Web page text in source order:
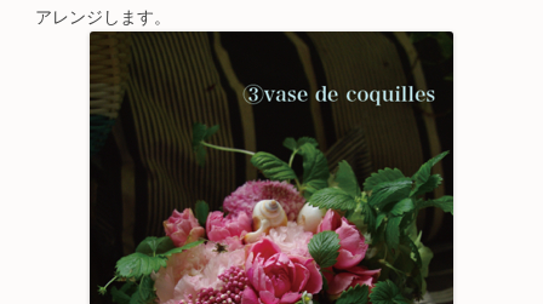
アレンジします。